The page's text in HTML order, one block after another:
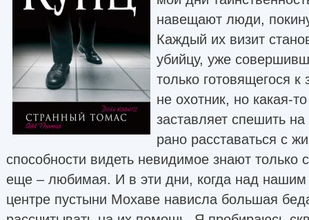
навещают люди,
Каждый их визит
убийцу, уже
только готовящегося
не охотник, но какая-
заставляет спешить
рано расставаться с
способности видеть невидимое знают только
еще – любимая. И в эти дни, когда над нашим
центре пустыни Мохаве нависла большая